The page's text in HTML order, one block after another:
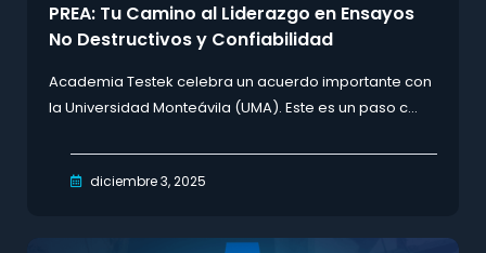
PREA: Tu Camino al Liderazgo en Ensayos
No Destructivos y Confiabilidad
Academia Testek celebra un acuerdo importante con
la Universidad Monteávila (UMA). Este es un paso c...
diciembre 3, 2025